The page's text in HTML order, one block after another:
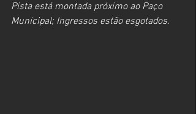
Pista está montada próximo ao Paço
Municipal; Ingressos estão esgotados.